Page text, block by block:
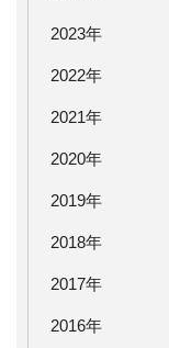
2023年
2022年
2021年
2020年
2019年
2018年
2017年
2016年